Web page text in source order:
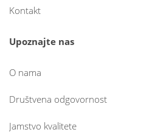
Kontakt
Upoznajte nas
O nama
Društvena odgovornost
Jamstvo kvalitete